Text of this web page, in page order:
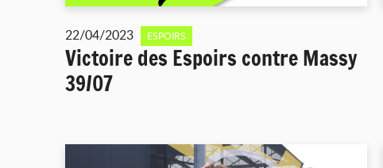
22/04/2023 ESPOIRS
Victoire des Espoirs contre Massy
39/07